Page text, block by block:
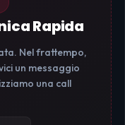
Rapida
Nel frattempo,
un messaggio
una call